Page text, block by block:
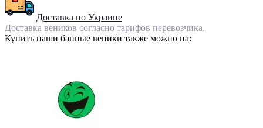
Доставка по Украине
Доставка веников согласно тарифов перевозчика.
Купить наши банные веники также можно на: